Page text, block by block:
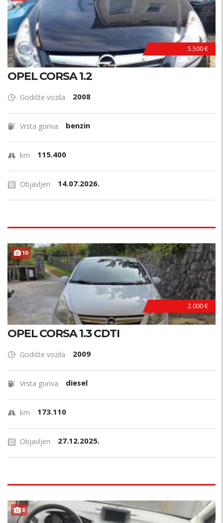
5.500 €
OPEL CORSA 1.2
Godište vozila 2008
Vrsta goriva benzin
km 115.400
Objavljen 14.07.2026.
10 HITNO !
2.000 €
OPEL CORSA 1.3 CDTI
Godište vozila 2009
Vrsta goriva diesel
km 173.110
Objavljen 27.12.2025.
8